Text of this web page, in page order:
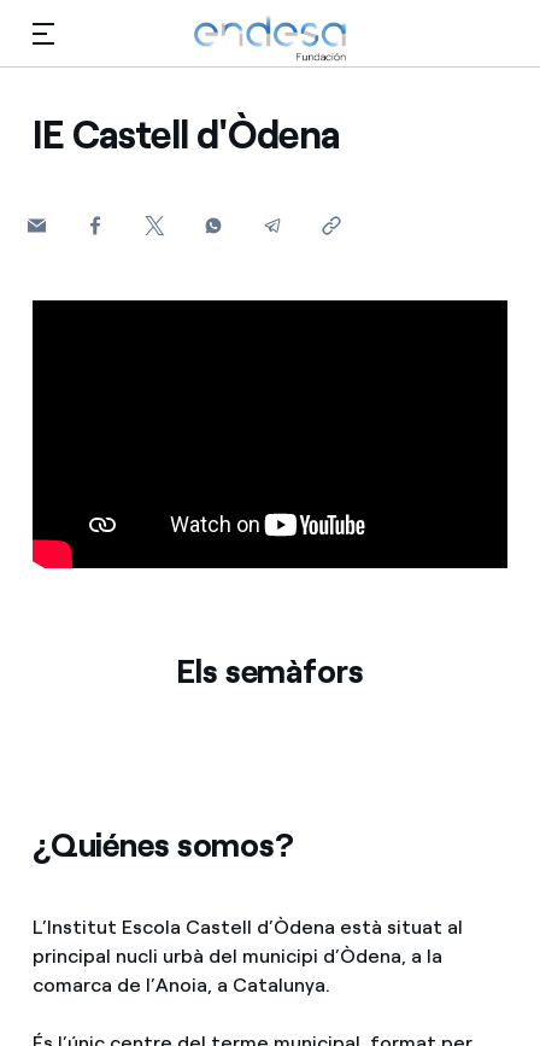
Empleo
Prensa
IE Castell d'Òdena
Els semàfors
¿Quiénes somos?
L’Institut Escola Castell d’Òdena està situat al
principal nucli urbà del municipi d’Òdena, a la
comarca de l’Anoia, a Catalunya.